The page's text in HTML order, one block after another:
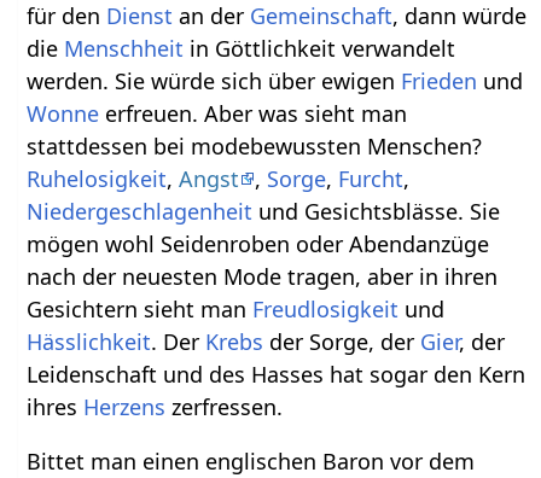
für den Dienst an der Gemeinschaft, dann würde
die Menschheit in Göttlichkeit verwandelt
werden. Sie würde sich über ewigen Frieden und
Wonne erfreuen. Aber was sieht man
stattdessen bei modebewussten Menschen?
Ruhelosigkeit,Angst , Sorge, Furcht,
Niedergeschlagenheit und Gesichtsblässe. Sie
mögen wohl Seidenroben oder Abendanzüge
nach der neuesten Mode tragen, aber in ihren
Gesichtern sieht man Freudlosigkeit und
Hässlichkeit. Der Krebs der Sorge, der Gier, der
Leidenschaft und des Hasses hat sogar den Kern
ihres Herzens zerfressen.
Bittet man einen englischen Baron vor dem